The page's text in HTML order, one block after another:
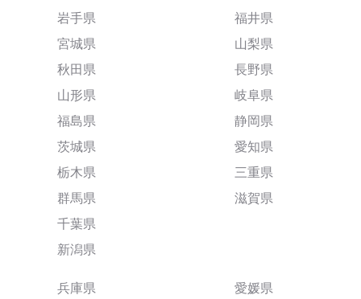
岩手県
宮城県
秋田県
山形県
福島県
茨城県
栃木県
群馬県
千葉県
新潟県
福井県
山梨県
長野県
岐阜県
静岡県
愛知県
三重県
滋賀県
兵庫県
愛媛県